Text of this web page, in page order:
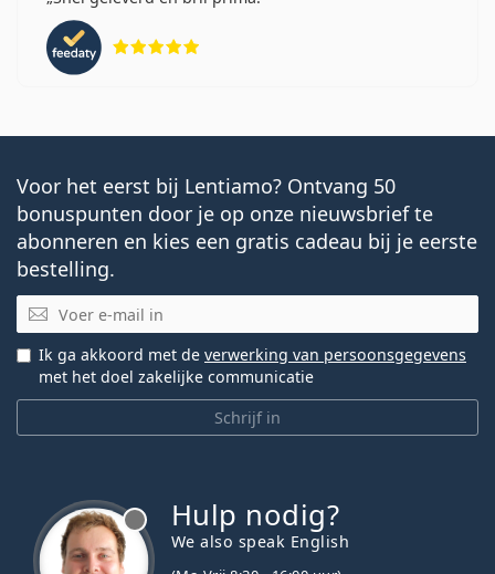
Voor het eerst bij Lentiamo? Ontvang 50
bonuspunten door je op onze nieuwsbrief te
abonneren en kies een gratis cadeau bij je eerste
bestelling.
E-mail
Schrijf in
Ik ga akkoord met de verwerking van persoonsgegevens
met het doel zakelijke communicatie
Hulp nodig?
We also speak English